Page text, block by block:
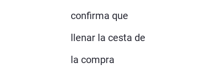
confirma que
llenar la cesta de
la compra